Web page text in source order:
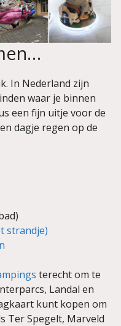
In Nederland zijn
waar je binnen
een fijn uitje voor de
dagje regen op de
strandje)
terecht om te
Landal en
kunt kopen om
Ter Spegelt, Marveld